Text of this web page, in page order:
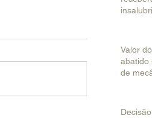
Valor
abatido
de